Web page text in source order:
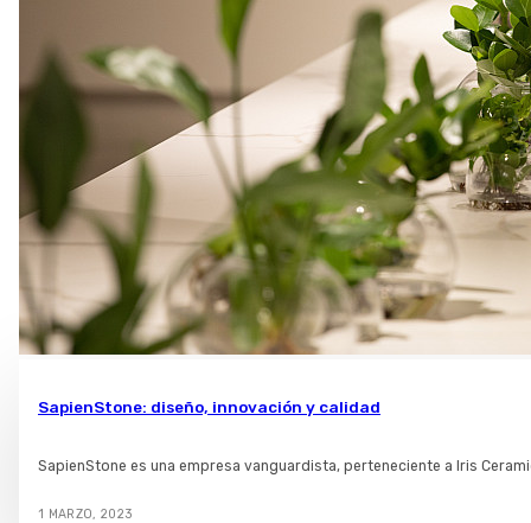
SapienStone: diseño, innovación y calidad
SapienStone es una empresa vanguardista, perteneciente a Iris
1 MARZO, 2023